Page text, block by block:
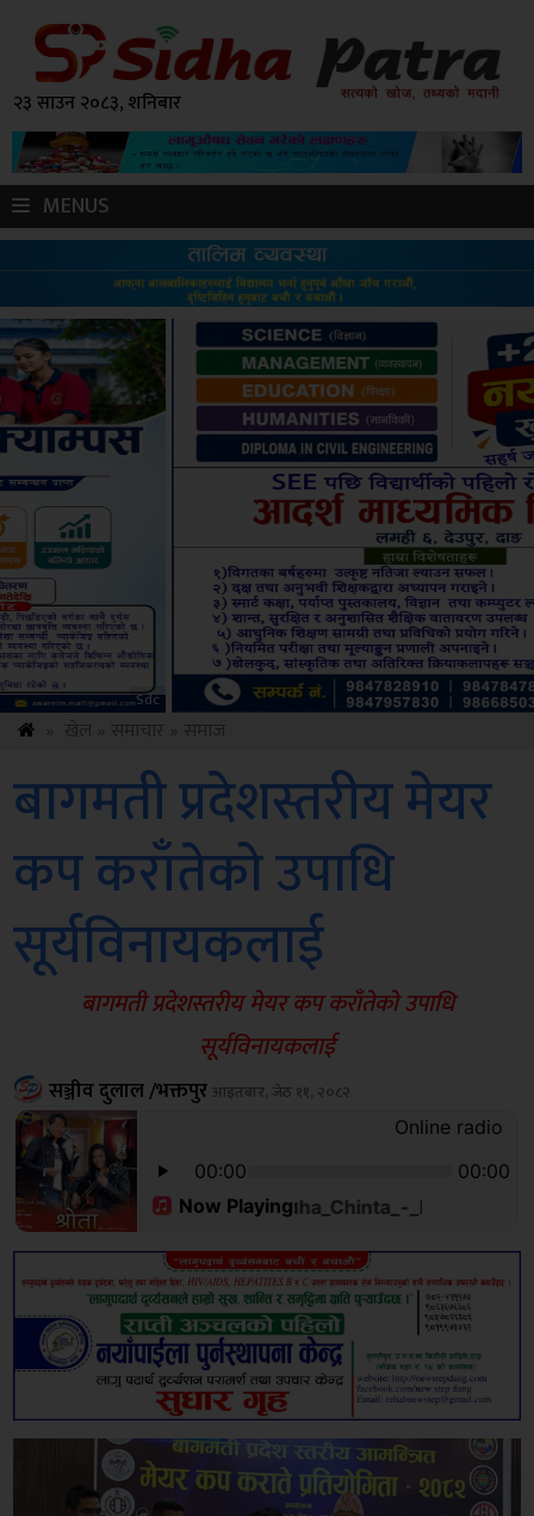
२३ साउन २०८३, शनिबार
MENUS
Amb
बागमती प्रदेशस्तरीय मेयर
कप कराँतेको उपाधि
सूर्यविनायकलाई
बागमती प्रदेशस्तरीय मेयर कप कराँतेको उपाधि
सूर्यविनायकलाई
सञ्जीव दुलाल /भक्तपुर आइतबार, जेठ ११, २०८२